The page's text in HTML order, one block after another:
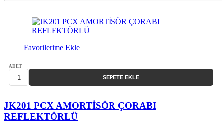
Favorilerime Ekle
ADET
SEPETE EKLE
JK201 PCX AMORTİSÖR ÇORABI
REFLEKTÖRLÜ